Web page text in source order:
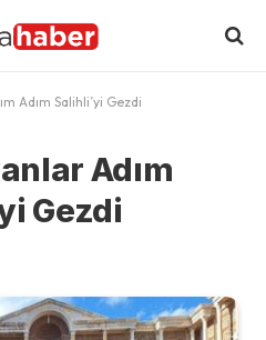
Adım Salihli’yi Gezdi
Adım
Gezdi